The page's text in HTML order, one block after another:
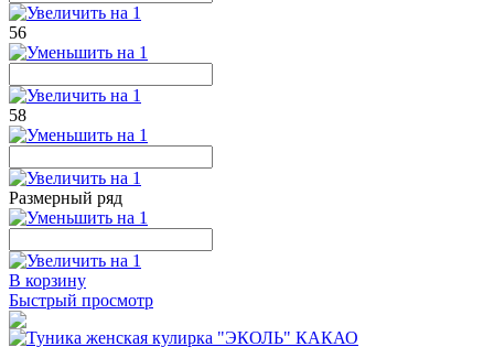
56
58
Размерный ряд
В корзину
Быстрый просмотр